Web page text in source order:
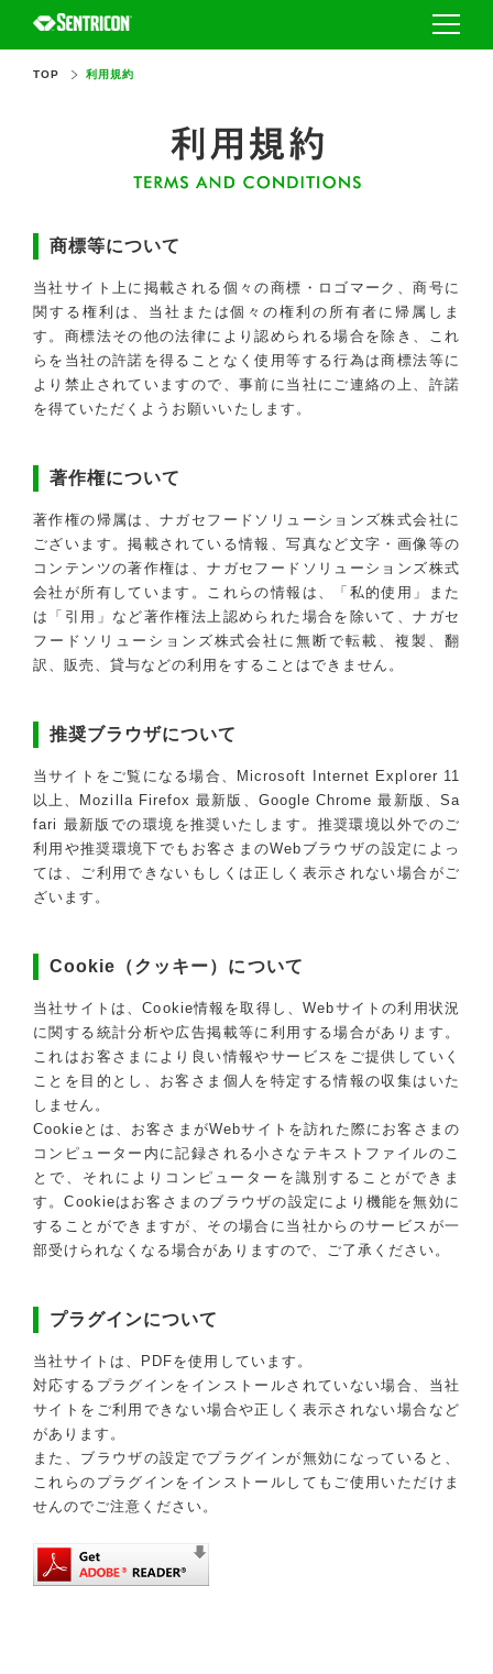
セントリコンとは
セントリコンとは
シロアリを知る
シロアリの基本
シロアリの被害から家を守るには
FAQ・お問い合わせ
ハウスメーカー・工務店の方
TOP 利用規約
商標等について
当社サイト上に掲載される個々の商標・ロゴマーク、商号に
関する権利は、当社または個々の権利の所有者に帰属しま
す。商標法その他の法律により認められる場合を除き、これ
らを当社の許諾を得ることなく使用等する行為は商標法等に
より禁止されていますので、事前に当社にご連絡の上、許諾
を得ていただくようお願いいたします。
著作権について
著作権の帰属は、ナガセフードソリューションズ株式会社に
ございます。掲載されている情報、写真など文字・画像等の
コンテンツの著作権は、ナガセフードソリューションズ株式
会社が所有しています。これらの情報は、「私的使用」また
は「引用」など著作権法上認められた場合を除いて、ナガセ
フードソリューションズ株式会社に無断で転載、複製、翻
訳、販売、貸与などの利用をすることはできません。
推奨ブラウザについて
当サイトをご覧になる場合、Microsoft Internet Explorer 11
以上、Mozilla Firefox 最新版、Google Chrome 最新版、Sa
fari 最新版での環境を推奨いたします。推奨環境以外でのご
利用や推奨環境下でもお客さまのWebブラウザの設定によっ
ては、ご利用できないもしくは正しく表示されない場合がご
ざいます。
Cookie（クッキー）について
当社サイトは、Cookie情報を取得し、Webサイトの利用状況
に関する統計分析や広告掲載等に利用する場合があります。
これはお客さまにより良い情報やサービスをご提供していく
ことを目的とし、お客さま個人を特定する情報の収集はいた
しません。
Cookieとは、お客さまがWebサイトを訪れた際にお客さまの
コンピューター内に記録される小さなテキストファイルのこ
とで、それによりコンピューターを識別することができま
す。Cookieはお客さまのブラウザの設定により機能を無効に
することができますが、その場合に当社からのサービスが一
部受けられなくなる場合がありますので、ご了承ください。
プラグインについて
当社サイトは、PDFを使用しています。
対応するプラグインをインストールされていない場合、当社
サイトをご利用できない場合や正しく表示されない場合など
があります。
また、ブラウザの設定でプラグインが無効になっていると、
これらのプラグインをインストールしてもご使用いただけま
せんのでご注意ください。